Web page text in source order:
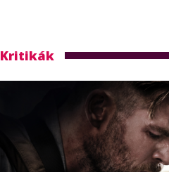
Kritikák